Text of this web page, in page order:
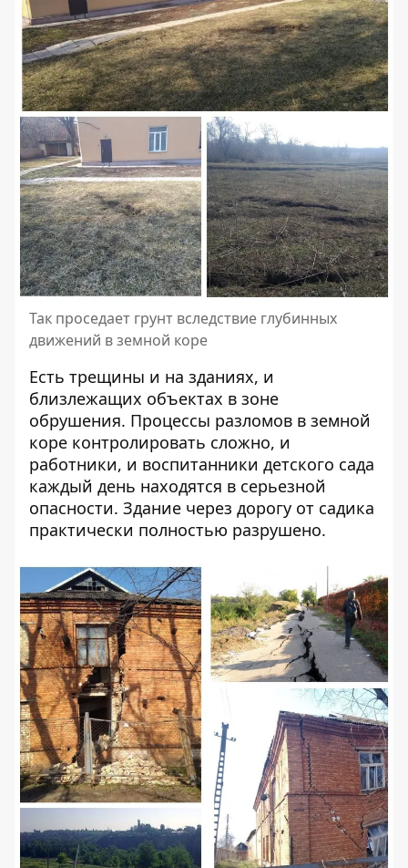
Так проседает грунт вследствие глубинных
движений в земной коре
Есть трещины и на зданиях, и
близлежащих объектах в зоне
обрушения. Процессы разломов в земной
коре контролировать сложно, и
работники, и воспитанники детского сада
каждый день находятся в серьезной
опасности. Здание через дорогу от садика
практически полностью разрушено.